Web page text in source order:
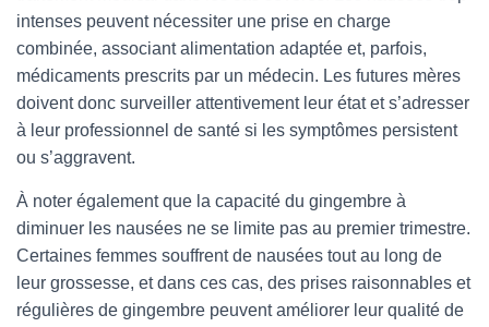
intenses peuvent nécessiter une prise en charge
combinée, associant alimentation adaptée et, parfois,
médicaments prescrits par un médecin. Les futures mères
doivent donc surveiller attentivement leur état et s’adresser
à leur professionnel de santé si les symptômes persistent
ou s’aggravent.
À noter également que la capacité du gingembre à
diminuer les nausées ne se limite pas au premier trimestre.
Certaines femmes souffrent de nausées tout au long de
leur grossesse, et dans ces cas, des prises raisonnables et
régulières de gingembre peuvent améliorer leur qualité de